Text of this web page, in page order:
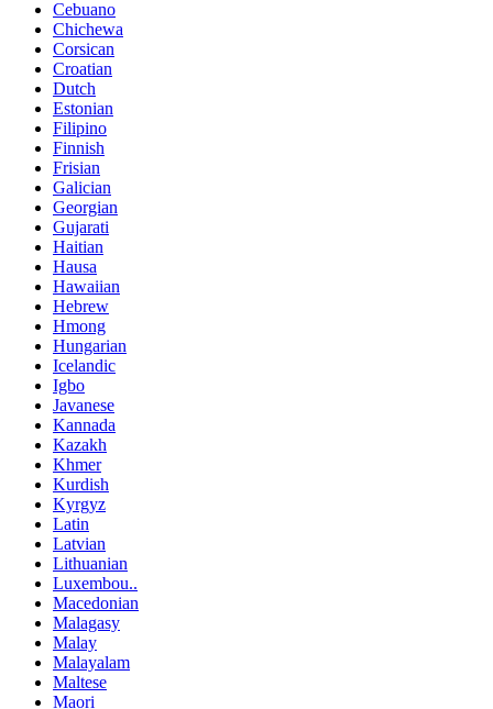
Cebuano
Chichewa
Corsican
Croatian
Dutch
Estonian
Filipino
Finnish
Frisian
Galician
Georgian
Gujarati
Haitian
Hausa
Hawaiian
Hebrew
Hmong
Hungarian
Icelandic
Igbo
Javanese
Kannada
Kazakh
Khmer
Kurdish
Kyrgyz
Latin
Latvian
Lithuanian
Luxembou..
Macedonian
Malagasy
Malay
Malayalam
Maltese
Maori